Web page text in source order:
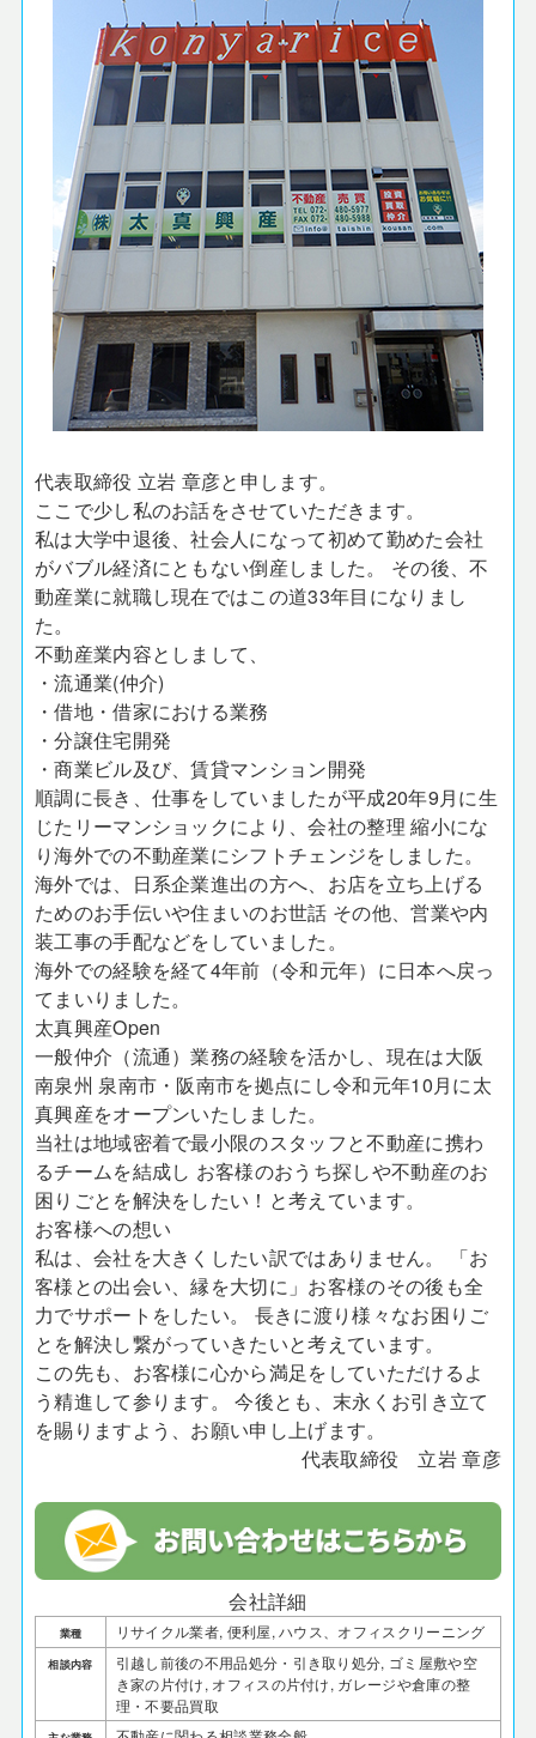
代表取締役 立岩 章彦と申します。
ここで少し私のお話をさせていただきます。
私は大学中退後、社会人になって初めて勤めた会社
がバブル経済にともない倒産しました。 その後、不
動産業に就職し現在ではこの道33年目になりまし
た。
不動産業内容としまして、
・流通業(仲介)
・借地・借家における業務
・分譲住宅開発
・商業ビル及び、賃貸マンション開発
順調に長き、仕事をしていましたが平成20年9月に生
じたリーマンショックにより、会社の整理 縮小にな
り海外での不動産業にシフトチェンジをしました。
海外では、日系企業進出の方へ、お店を立ち上げる
ためのお手伝いや住まいのお世話 その他、営業や内
装工事の手配などをしていました。
海外での経験を経て4年前（令和元年）に日本へ戻っ
てまいりました。
太真興産Open
一般仲介（流通）業務の経験を活かし、現在は大阪
南泉州 泉南市・阪南市を拠点にし令和元年10月に太
真興産をオープンいたしました。
当社は地域密着で最小限のスタッフと不動産に携わ
るチームを結成し お客様のおうち探しや不動産のお
困りごとを解決をしたい！と考えています。
お客様への想い
私は、会社を大きくしたい訳ではありません。 「お
客様との出会い、縁を大切に」お客様のその後も全
力でサポートをしたい。 長きに渡り様々なお困りご
とを解決し繋がっていきたいと考えています。
この先も、お客様に心から満足をしていただけるよ
う精進して参ります。 今後とも、末永くお引き立て
を賜りますよう、お願い申し上げます。
代表取締役 立岩 章彦
会社詳細
業種 リサイクル業者, 便利屋, ハウス、オフィスクリーニング
相談内容
引越し前後の不用品処分・引き取り処分, ゴミ屋敷や空
き家の片付け, オフィスの片付け, ガレージや倉庫の整
理・不要品買取